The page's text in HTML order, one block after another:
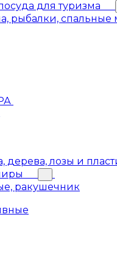
для туризма
рыбалки,
дерева, лозы и
ракушечник